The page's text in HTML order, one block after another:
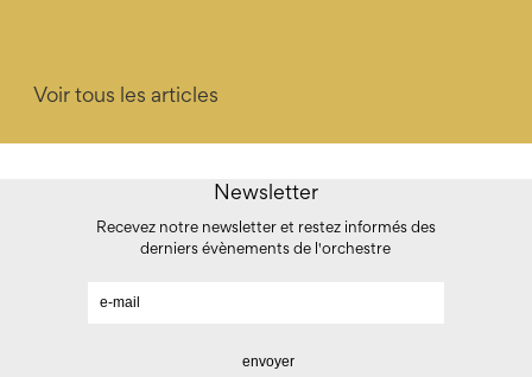
Voir tous les articles
Newsletter
Recevez notre newsletter et restez informés des
derniers évènements de l'orchestre